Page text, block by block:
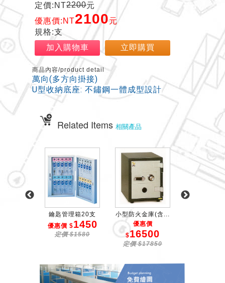
定價:NT2200元
優惠價:NT2100元
規格:支
加入購物車
立即購買
商品內容/product detail
萬向(多方向掛接)
U型收納底座: 不鏽鋼一體成型設計
Related Items 相關產品
鑰匙管理箱20支
優惠價 $1450
定價 $1580
小型防火金庫(含...
優惠價
$16500
定價 $17850